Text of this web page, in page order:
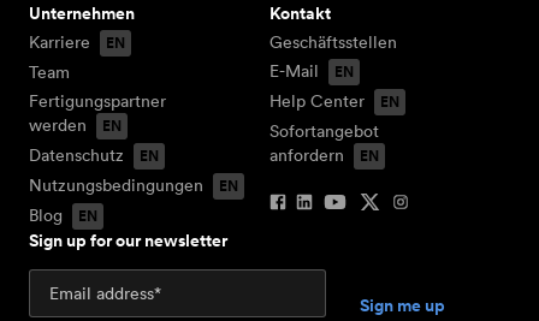
Unternehmen
Karriere
Team
Fertigungspartner
werden
Datenschutz
Nutzungsbedingungen
Blog
Kontakt
Geschäftsstellen
E-Mail
Help Center
Sofortangebot
anfordern
Sign up for our newsletter